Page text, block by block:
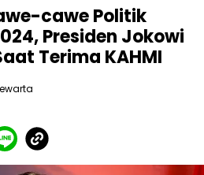
cawe Politik
Presiden Jokowi
Terima KAHMI